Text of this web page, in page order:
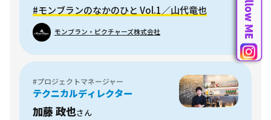
#モンブランのなかのひと Vol.1／山代竜也
モンブラン・ピクチャーズ株式会社
#プロジェクトマネージャー
テクニカルディレクター
加藤 政也さん